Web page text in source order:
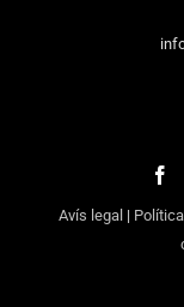
Avís legal |